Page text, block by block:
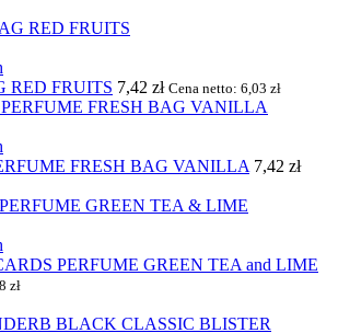
RED FRUITS 7,42 zł Cena netto: 6,03 zł
FRESH BAG VANILLA 7,42 zł
PERFUME GREEN TEA and LIME
zł